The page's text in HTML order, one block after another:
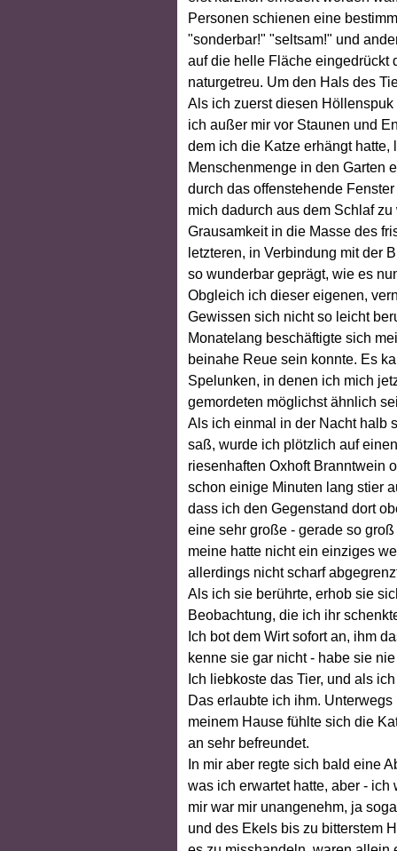
Personen schienen eine
"sonderbar!" "seltsam!" und
auf die helle Fläche eingedrückt
naturgetreu. Um den Hals des
Als ich zuerst diesen
ich außer mir vor Staunen und
dem ich die Katze erhängt
Menschenmenge in den Garten
durch das offenstehende
mich dadurch aus dem Schlaf
Grausamkeit in die Masse des
letzteren, in Verbindung mit der
so wunderbar geprägt, wie es
Obgleich ich dieser eigenen,
Gewissen sich nicht so leicht
Monatelang beschäftigte sich
beinahe Reue sein konnte. Es
Spelunken, in denen ich mich
gemordeten möglichst ähnlich
Als ich einmal in der Nacht halb
saß, wurde ich plötzlich auf
riesenhaften Oxhoft Branntwein
schon einige Minuten lang stier
dass ich den Gegenstand dort
eine sehr große - gerade so
meine hatte nicht ein einziges
allerdings nicht scharf
Als ich sie berührte, erhob sie
Beobachtung, die ich ihr
Ich bot dem Wirt sofort an, ihm
kenne sie gar nicht - habe sie
Ich liebkoste das Tier, und als
Das erlaubte ich ihm.
meinem Hause fühlte sich die
an sehr befreundet.
In mir aber regte sich bald eine
was ich erwartet hatte, aber -
mir war mir unangenehm, ja
und des Ekels bis zu bitterstem